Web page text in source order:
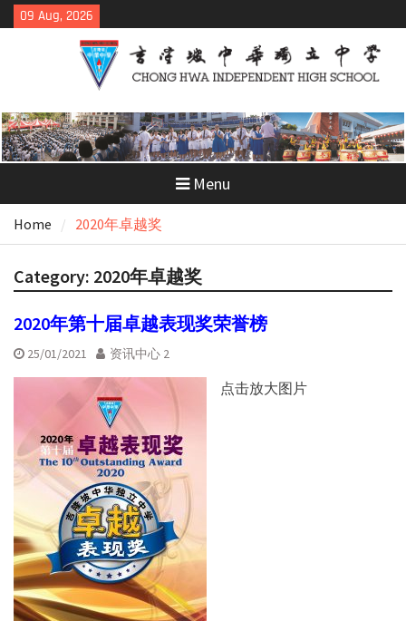
Skip
to
09 Aug, 2026
Menu
Home 2020年卓越奖
Category: 2020年卓越奖
2020年第十届卓越表现奖荣誉榜
25/01/2021 资讯中心 2
点击放大图片